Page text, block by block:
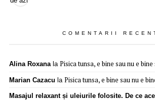
COMENTARII
Alina Roxanala Pisica tunsa, e bine sau nu e
Marian Cazacu la Pisica tunsa, e bine sau nu e
Masajul relaxant și uleiurile folosite. De ce